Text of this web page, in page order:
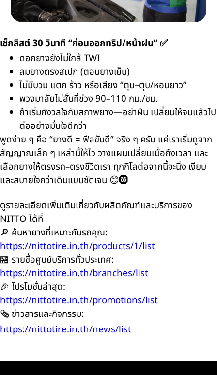
เช็กลิสต์ 30 วินาที “ก่อนออกทริป/หน้าฝน” ✅
ดอกยางยังไม่ใกล้ TWI
ลมยางตรงสเปก (ตอนยางเย็น)
ไม่มีบวม แตก ร้าว หรือเสียง “ตุบ–ตุบ/หอนยาว”
พวงมาลัยไม่สั่นที่ช่วง 90–110 กม./ชม.
ถ้าเริ่มกังวลใจกับสภาพยาง—อย่าฝืน เปลี่ยนให้จบแล้วไป
ต่ออย่างมั่นใจดีกว่า
พูดง่าย ๆ คือ “ยางดี = ฟีลขับดี” จริง ๆ ครับ แค่เราเริ่มดูจาก
สัญญาณเล็ก ๆ เหล่านี้ให้ไว วางแผนเปลี่ยนเมื่อถึงเวลา และ
เลือกยางให้ตรงรถ–ตรงชีวิตเรา ทุกกิโลต่อจากนี้จะนิ่ง เงียบ
และสบายใจกว่าเดิมแบบชัดเจน 😊🛞
ดูรายละเอียดเพิ่มเติมเกี่ยวกับผลิตภัณฑ์และบริการของ
NITTO ได้ที่
🔎 ค้นหายางที่เหมาะกับรถคุณ:
https://nittotire.in.th/products/1/list
🏪 รายชื่อศูนย์บริการทั่วประเทศ:
https://nittotire.in.th/branches/list
🎉 โปรโมชั่นล่าสุด:
https://nittotire.in.th/promotions/list
🗞️ ข่าวสารและกิจกรรม:
https://nittotire.in.th/news/list